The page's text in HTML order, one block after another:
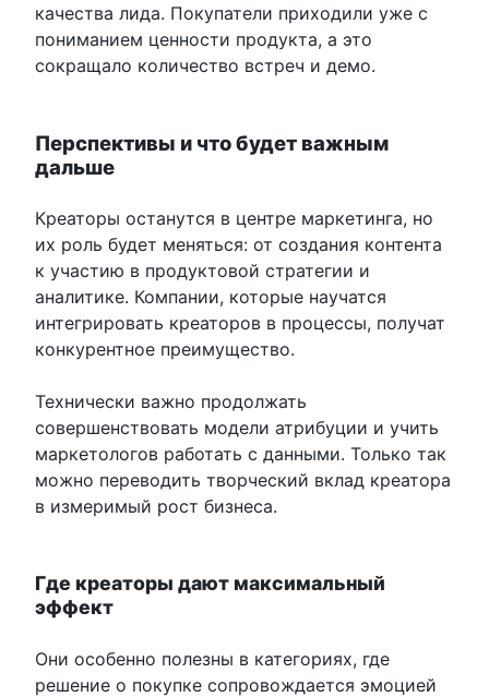
качества лида. Покупатели приходили уже с
пониманием ценности продукта, а это
сокращало количество встреч и демо.
Перспективы и что будет важным
дальше
Креаторы останутся в центре маркетинга, но
их роль будет меняться: от создания контента
к участию в продуктовой стратегии и
аналитике. Компании, которые научатся
интегрировать креаторов в процессы, получат
конкурентное преимущество.
Технически важно продолжать
совершенствовать модели атрибуции и учить
маркетологов работать с данными. Только так
можно переводить творческий вклад креатора
в измеримый рост бизнеса.
Где креаторы дают максимальный
эффект
Они особенно полезны в категориях, где
решение о покупке сопровождается эмоцией